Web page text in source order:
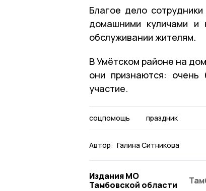
Благое дело
домашними куличами и
обслуживании жителям.
В Умётском районе на
они признаются: очень
участие.
соцпомощь праздник
Автор: Галина Ситникова
Издания МО
Тамбовской области